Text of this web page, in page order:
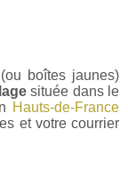
boîtes jaunes)
située dans le
Hauts-de-France
et votre courrier